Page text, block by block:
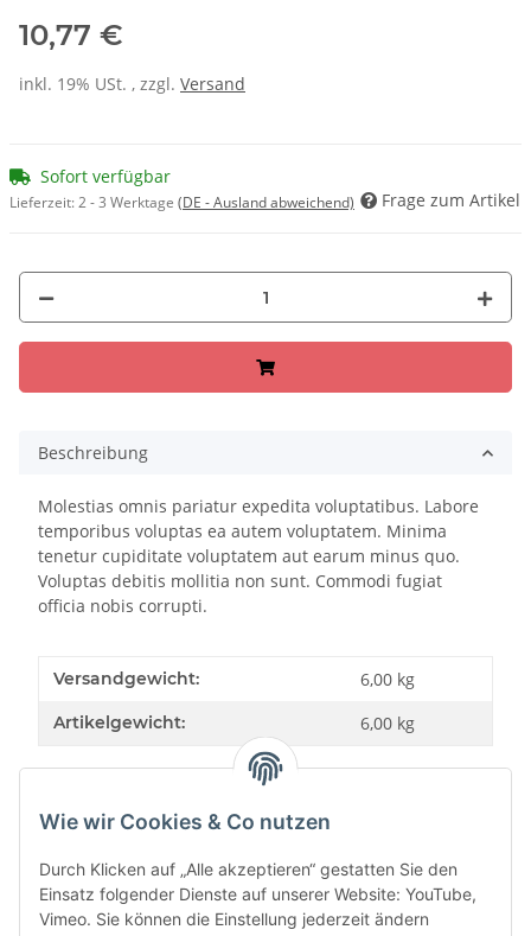
10,77 €
inkl. 19% USt. , zzgl. Versand
Sofort verfügbar
Lieferzeit:2 - 3 Werktage (DE - Ausland abweichend) Frage zum Artikel
Beschreibung
Molestias omnis pariatur expedita voluptatibus. Labore
temporibus voluptas ea autem voluptatem. Minima
tenetur cupiditate voluptatem aut earum minus quo.
Voluptas debitis mollitia non sunt. Commodi fugiat
officia nobis corrupti.
Versandgewicht: 6,00 kg
Artikelgewicht: 6,00 kg
Bewertungen
Wie wir Cookies & Co nutzen
Durch Klicken auf „Alle akzeptieren“ gestatten Sie den
Einsatz folgender Dienste auf unserer Website: YouTube,
Vimeo. Sie können die Einstellung jederzeit ändern